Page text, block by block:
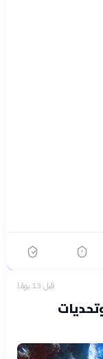
قبل 13 يومًا